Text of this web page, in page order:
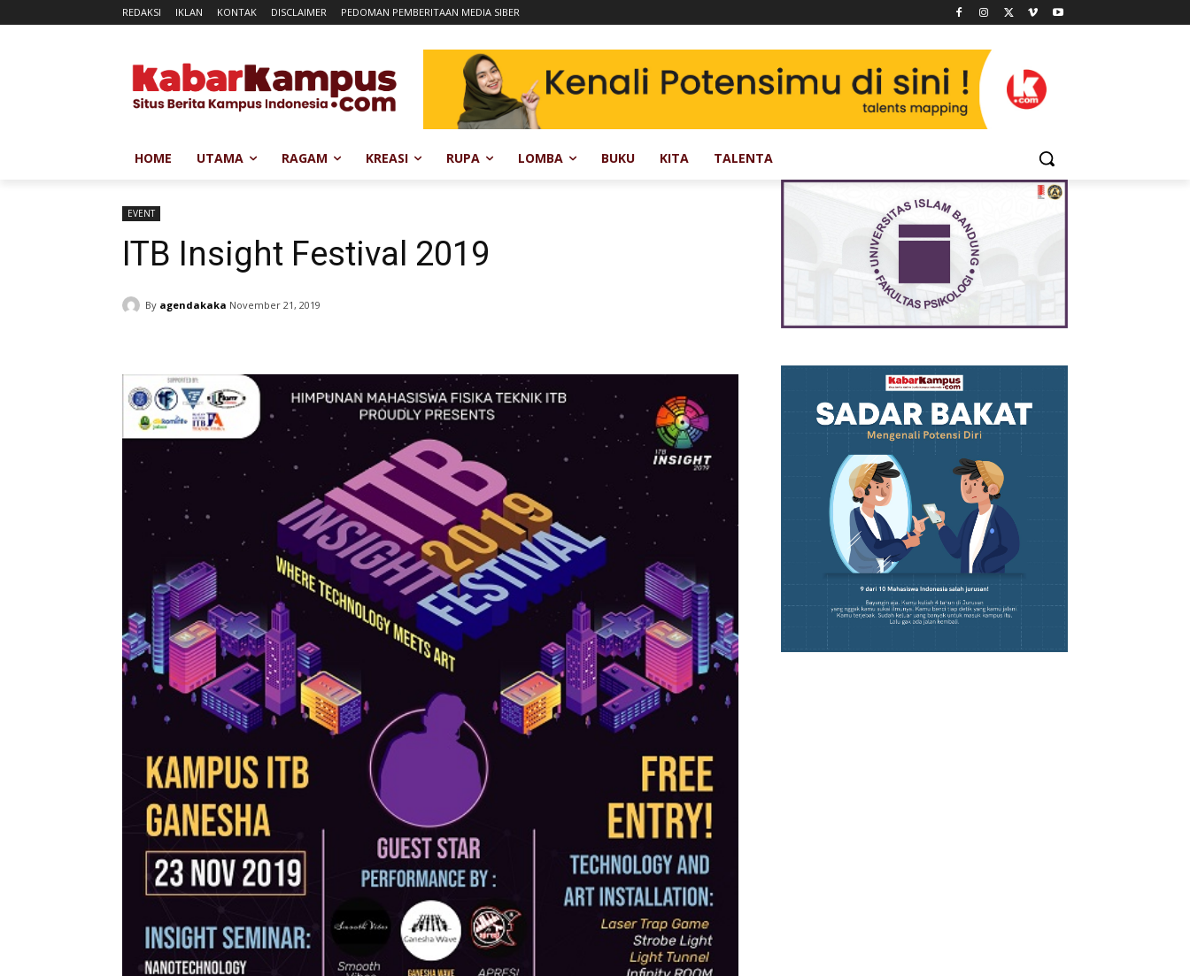
REDAKSI IKLAN KONTAK DISCLAIMER PEDOMAN PEMBERITAAN MEDIA SIBER
HOME UTAMA RAGAM KREASI RUPA LOMBA BUKU KITA TALENTA
EVENT
ITB Insight Festival 2019
By agendakaka November 21, 2019